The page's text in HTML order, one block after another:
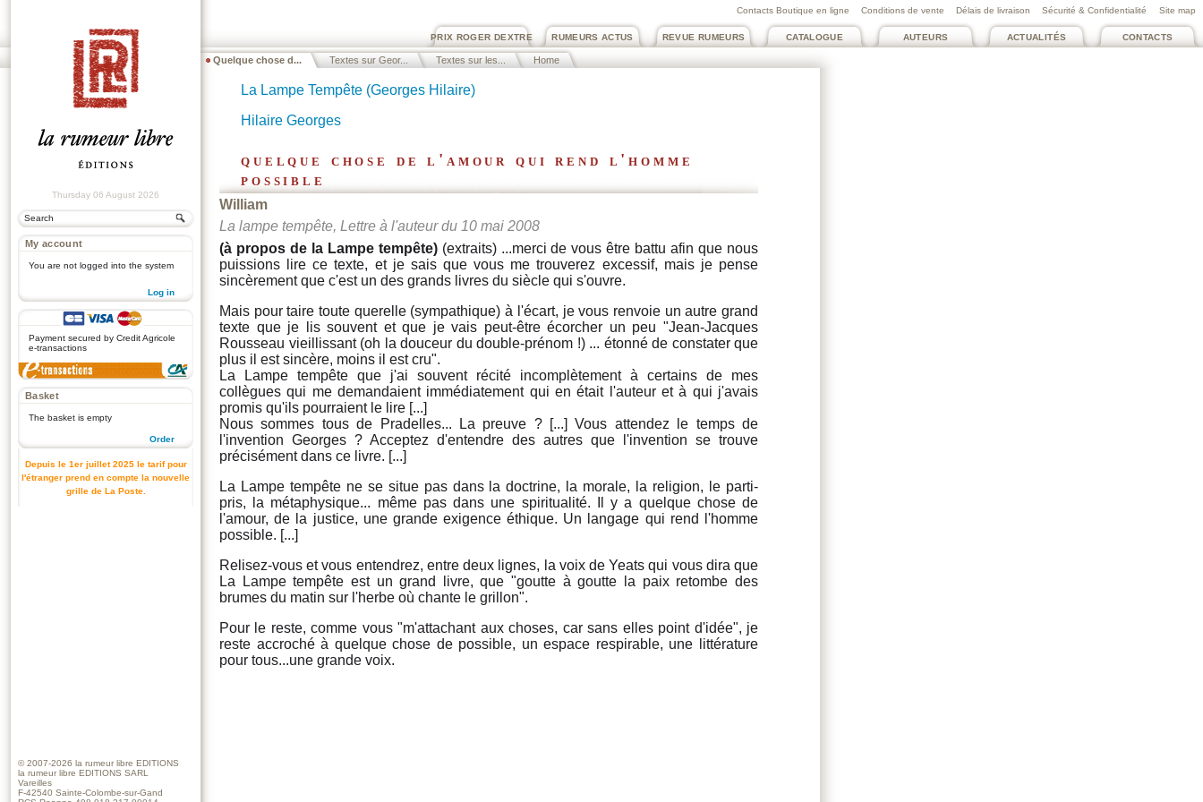
Site map
Contacts Boutique en ligne Conditions de vente Délais de livraison Sécurité & Confidentialité
CONTACTS
ACTUALITÉS
AUTEURS
CATALOGUE
REVUE RUMEURS
RUMEURS ACTUS
PRIX ROGER DEXTRE
Quelque chose d... Textes sur Geor... Textes sur les... Home
Thursday 06 August 2026
My account
You are not logged into the system
Log in
Payment secured by Credit Agricole
e-transactions
Basket
The basket is empty
Order
Depuis le 1er juillet 2025 le tarif pour
l'étranger prend en compte la nouvelle
grille de La Poste.
La Lampe Tempête (Georges Hilaire)
Hilaire Georges
quelque chose de l'amour qui rend l'homme
possible
William
La lampe tempête, Lettre à l'auteur du 10 mai 2008
(à propos de la Lampe tempête)(extraits) ...merci de vous être battu afin que nous
puissions lire ce texte, et je sais que vous me trouverez excessif, mais je pense
sincèrement que c'est un des grands livres du siècle qui s'ouvre.
Mais pour taire toute querelle (sympathique) à l'écart, je vous renvoie un autre grand
texte que je lis souvent et que je vais peut-être écorcher un peu "Jean-Jacques
Rousseau vieillissant (oh la douceur du double-prénom !) ... étonné de constater que
plus il est sincère, moins il est cru".
La Lampe tempête que j'ai souvent récité incomplètement à certains de mes
collègues qui me demandaient immédiatement qui en était l'auteur et à qui j'avais
promis qu'ils pourraient le lire [...]
Nous sommes tous de Pradelles... La preuve ? [...] Vous attendez le temps de
l'invention Georges ? Acceptez d'entendre des autres que l'invention se trouve
précisément dans ce livre. [...]
La Lampe tempête ne se situe pas dans la doctrine, la morale, la religion, le parti-
pris, la métaphysique... même pas dans une spiritualité. Il y a quelque chose de
l'amour, de la justice, une grande exigence éthique. Un langage qui rend l'homme
possible. [...]
Relisez-vous et vous entendrez, entre deux lignes, la voix de Yeats qui vous dira que
La Lampe tempête est un grand livre, que "goutte à goutte la paix retombe des
brumes du matin sur l'herbe où chante le grillon".
Pour le reste, comme vous "m'attachant aux choses, car sans elles point d'idée", je
reste accroché à quelque chose de possible, un espace respirable, une littérature
pour tous...une grande voix.
© 2007-2026 la rumeur libre EDITIONS
la rumeur libre EDITIONS SARL
Vareilles
F-42540 Sainte-Colombe-sur-Gand